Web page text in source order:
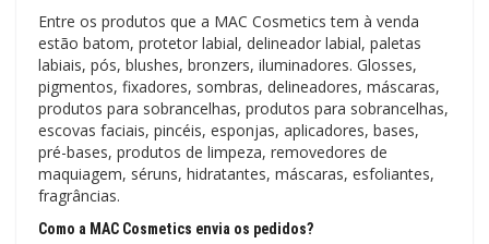
Entre os produtos que a MAC Cosmetics tem à venda
estão batom, protetor labial, delineador labial, paletas
labiais, pós, blushes, bronzers, iluminadores. Glosses,
pigmentos, fixadores, sombras, delineadores, máscaras,
produtos para sobrancelhas, produtos para sobrancelhas,
escovas faciais, pincéis, esponjas, aplicadores, bases,
pré-bases, produtos de limpeza, removedores de
maquiagem, séruns, hidratantes, máscaras, esfoliantes,
fragrâncias.
Como a MAC Cosmetics envia os pedidos?